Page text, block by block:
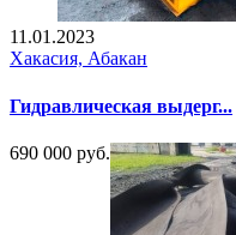
11.01.2023
Хакасия, Абакан
Гидравлическая выдерг...
690 000 руб.